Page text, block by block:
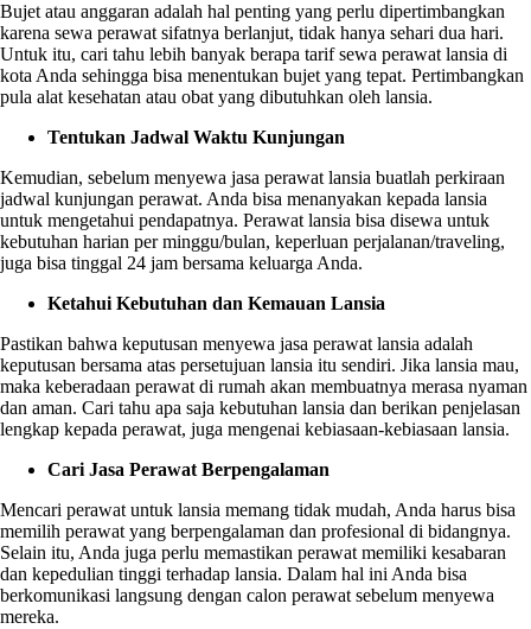
Bujet atau anggaran adalah hal penting yang perlu dipertimbangkan
karena sewa perawat sifatnya berlanjut, tidak hanya sehari dua hari.
Untuk itu, cari tahu lebih banyak berapa tarif sewa perawat lansia di
kota Anda sehingga bisa menentukan bujet yang tepat. Pertimbangkan
pula alat kesehatan atau obat yang dibutuhkan oleh lansia.
Tentukan Jadwal Waktu Kunjungan
Kemudian, sebelum menyewa jasa perawat lansia buatlah perkiraan
jadwal kunjungan perawat. Anda bisa menanyakan kepada lansia
untuk mengetahui pendapatnya. Perawat lansia bisa disewa untuk
kebutuhan harian per minggu/bulan, keperluan perjalanan/traveling,
juga bisa tinggal 24 jam bersama keluarga Anda.
Ketahui Kebutuhan dan Kemauan Lansia
Pastikan bahwa keputusan menyewa jasa perawat lansia adalah
keputusan bersama atas persetujuan lansia itu sendiri. Jika lansia mau,
maka keberadaan perawat di rumah akan membuatnya merasa nyaman
dan aman. Cari tahu apa saja kebutuhan lansia dan berikan penjelasan
lengkap kepada perawat, juga mengenai kebiasaan-kebiasaan lansia.
Cari Jasa Perawat Berpengalaman
Mencari perawat untuk lansia memang tidak mudah, Anda harus bisa
memilih perawat yang berpengalaman dan profesional di bidangnya.
Selain itu, Anda juga perlu memastikan perawat memiliki kesabaran
dan kepedulian tinggi terhadap lansia. Dalam hal ini Anda bisa
berkomunikasi langsung dengan calon perawat sebelum menyewa
mereka.